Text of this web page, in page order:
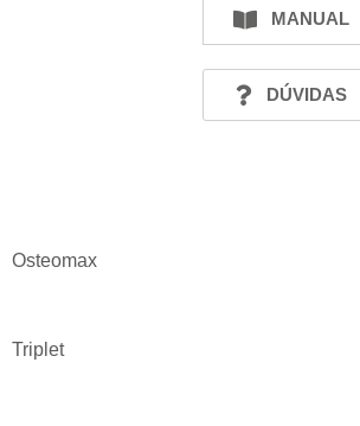
MANUAL
DÚVIDAS
Osteomax
Triplet